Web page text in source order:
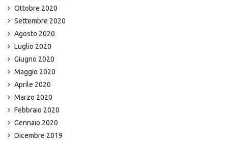
Ottobre 2020
Settembre 2020
Agosto 2020
Luglio 2020
Giugno 2020
Maggio 2020
Aprile 2020
Marzo 2020
Febbraio 2020
Gennaio 2020
Dicembre 2019